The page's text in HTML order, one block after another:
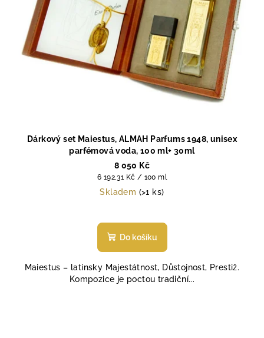
Dárkový set Maiestus, ALMAH Parfums 1948, unisex
parfémová voda, 100 ml+ 30ml
8 050 Kč
Měrná
cena:
6 192,31 Kč / 100 ml
Skladem (>1 ks)
Do košíku
Maiestus – latinsky Majestátnost, Důstojnost, Prestiž.
Kompozice je poctou tradiční...